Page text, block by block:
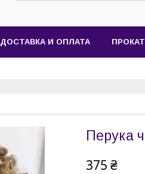
ДОСТАВКА И ОПЛАТА
Перука
375 ₴